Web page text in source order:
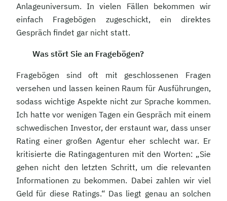
Anlageuniversum. In vielen Fällen bekommen wir
einfach Fragebögen zugeschickt, ein direktes
Gespräch findet gar nicht statt.
Was stört Sie an Fragebögen?
Fragebögen sind oft mit geschlossenen Fragen
versehen und lassen keinen Raum für Ausführungen,
sodass wichtige Aspekte nicht zur Sprache kommen.
Ich hatte vor wenigen Tagen ein Gespräch mit einem
schwedischen Investor, der erstaunt war, dass unser
Rating einer großen Agentur eher schlecht war. Er
kritisierte die Ratingagenturen mit den Worten: „Sie
gehen nicht den letzten Schritt, um die relevanten
Informationen zu bekommen. Dabei zahlen wir viel
Geld für diese Ratings.“ Das liegt genau an solchen